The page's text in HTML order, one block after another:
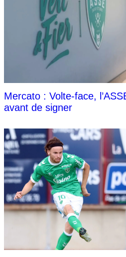
Mercato : Volte-face,
avant de signer